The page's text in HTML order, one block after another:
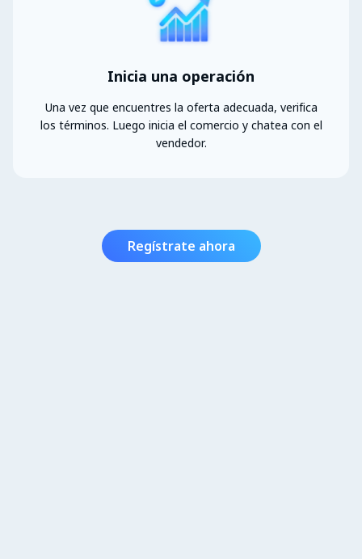
Inicia una operación
Una vez que encuentres la oferta adecuada, verifica
los términos. Luego inicia el comercio y chatea con el
vendedor.
Regístrate ahora